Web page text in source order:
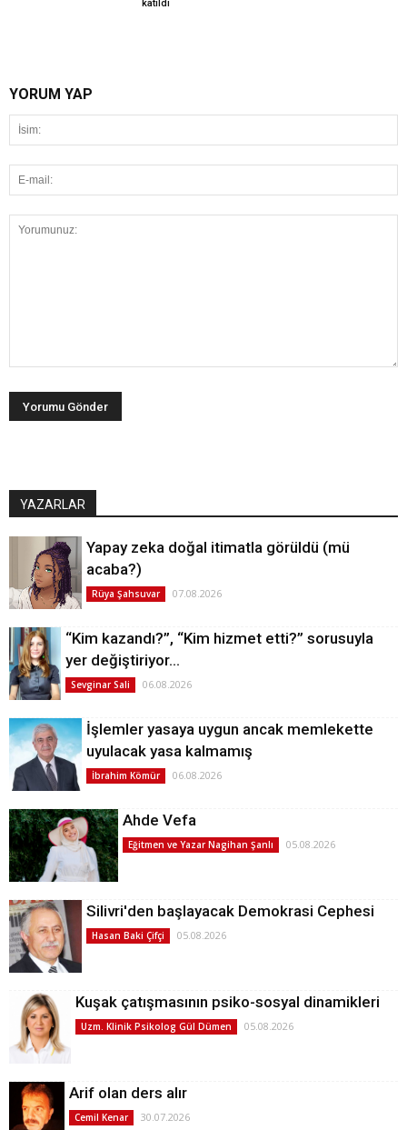
katıldı
YORUM YAP
YAZARLAR
Yapay zeka doğal itimatla görüldü (mü
acaba?)
Rüya Şahsuvar 07.08.2026
“Kim kazandı?”, “Kim hizmet etti?” sorusuyla
yer değiştiriyor…
Sevginar Sali 06.08.2026
İşlemler yasaya uygun ancak memlekette
uyulacak yasa kalmamış
İbrahim Kömür 06.08.2026
Ahde Vefa
Eğitmen ve Yazar Nagihan Şanlı 05.08.2026
Silivri'den başlayacak Demokrasi Cephesi
Hasan Baki Çifçi 05.08.2026
Kuşak çatışmasının psiko-sosyal dinamikleri
Uzm. Klinik Psikolog Gül Dümen 05.08.2026
Arif olan ders alır
Cemil Kenar 30.07.2026